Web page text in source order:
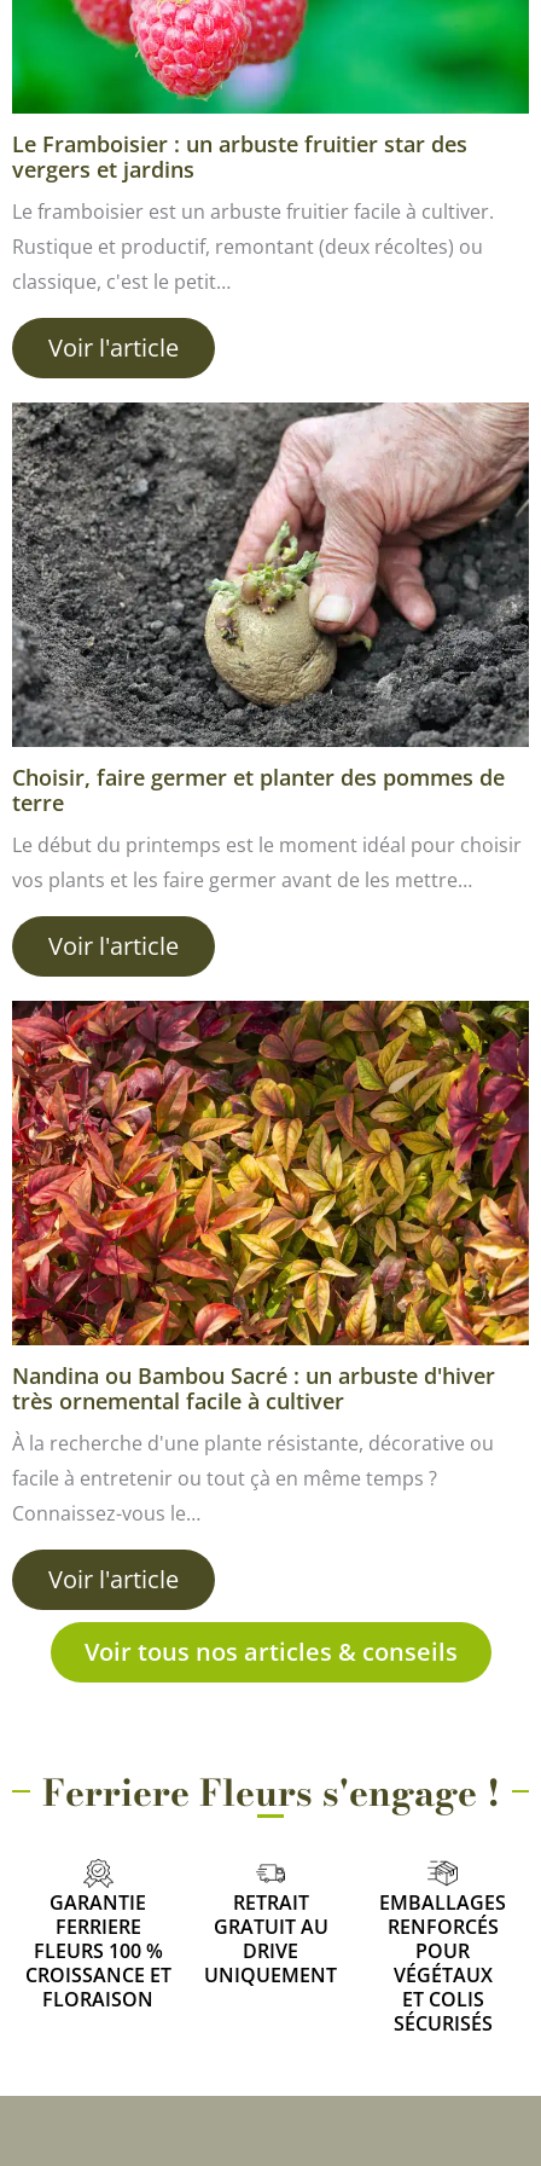
Le Framboisier : un arbuste fruitier star des
vergers et jardins
Le framboisier est un arbuste fruitier facile à cultiver.
Rustique et productif, remontant (deux récoltes) ou
classique, c'est le petit…
Voir l'article
Choisir, faire germer et planter des pommes de
terre
Le début du printemps est le moment idéal pour choisir
vos plants et les faire germer avant de les mettre…
Voir l'article
Nandina ou Bambou Sacré : un arbuste d'hiver
très ornemental facile à cultiver
À la recherche d'une plante résistante, décorative ou
facile à entretenir ou tout çà en même temps ?
Connaissez-vous le…
Voir l'article
Voir tous nos articles & conseils
Ferriere Fleurs s'engage !
GARANTIE
FERRIERE
FLEURS 100 %
CROISSANCE ET
FLORAISON
RETRAIT
GRATUIT AU
DRIVE
UNIQUEMENT
EMBALLAGES
RENFORCÉS
POUR
VÉGÉTAUX
ET COLIS
SÉCURISÉS